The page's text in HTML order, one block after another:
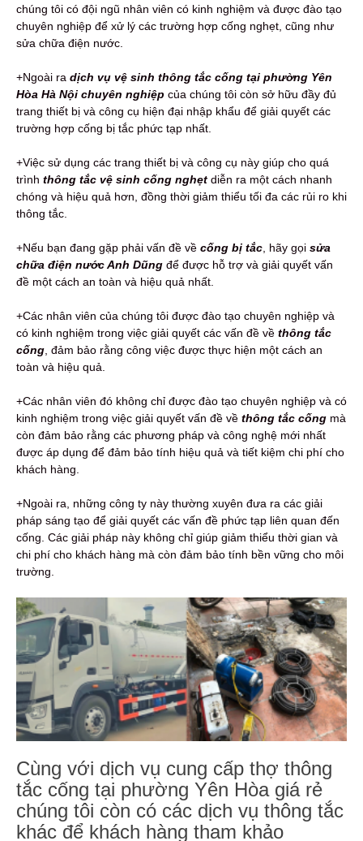
chúng tôi có đội ngũ nhân viên có kinh nghiệm và được đào tạo
chuyên nghiệp để xử lý các trường hợp cống nghẹt, cũng như
sửa chữa điện nước.
+Ngoài ra dịch vụ vệ sinh thông tắc cống tại phường Yên
Hòa Hà Nội chuyên nghiệp của chúng tôi còn sở hữu đầy đủ
trang thiết bị và công cụ hiện đại nhập khẩu để giải quyết các
trường hợp cống bị tắc phức tạp nhất.
+Việc sử dụng các trang thiết bị và công cụ này giúp cho quá
trình thông tắc vệ sinh cống nghẹt diễn ra một cách nhanh
chóng và hiệu quả hơn, đồng thời giảm thiểu tối đa các rủi ro khi
thông tắc.
+Nếu bạn đang gặp phải vấn đề về cống bị tắc , hãy gọi sửa
chữa điện nước Anh Dũng để được hỗ trợ và giải quyết vấn
đề một cách an toàn và hiệu quả nhất.
+Các nhân viên của chúng tôi được đào tạo chuyên nghiệp và
có kinh nghiệm trong việc giải quyết các vấn đề về thông tắc
cống , đảm bảo rằng công việc được thực hiện một cách an
toàn và hiệu quả.
+Các nhân viên đó không chỉ được đào tạo chuyên nghiệp và có
kinh nghiệm trong việc giải quyết vấn đề về thông tắc cống mà
còn đảm bảo rằng các phương pháp và công nghệ mới nhất
được áp dụng để đảm bảo tính hiệu quả và tiết kiệm chi phí cho
khách hàng.
+Ngoài ra, những công ty này thường xuyên đưa ra các giải
pháp sáng tạo để giải quyết các vấn đề phức tạp liên quan đến
cống. Các giải pháp này không chỉ giúp giảm thiểu thời gian và
chi phí cho khách hàng mà còn đảm bảo tính bền vững cho môi
trường.
Cùng với dịch vụ cung cấp thợ thông
tắc cống tại phường Yên Hòa giá rẻ
chúng tôi còn có các dịch vụ thông tắc
khác để khách hàng tham khảo